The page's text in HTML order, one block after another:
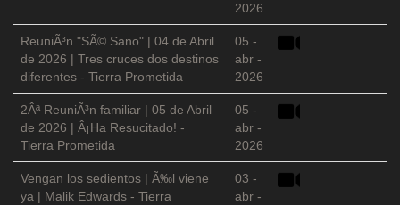
2026
ReuniÃ³n "SÃ© Sano" | 04 de Abril
de 2026 | Tres cruces dos destinos
diferentes - Tierra Prometida
05 -
abr -
2026
2Âª ReuniÃ³n familiar | 05 de Abril
de 2026 | Â¡Ha Resucitado! -
Tierra Prometida
05 -
abr -
2026
Vengan los sedientos | Ã‰l viene
ya | Malik Edwards - Tierra
03 -
abr -